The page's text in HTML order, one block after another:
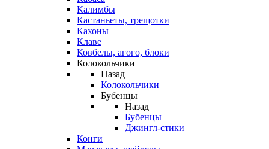
Калимбы
Кастаньеты, трещотки
Кахоны
Клаве
Ковбелы, агого, блоки
Колокольчики
Назад
Колокольчики
Бубенцы
Назад
Бубенцы
Джингл-стики
Конги